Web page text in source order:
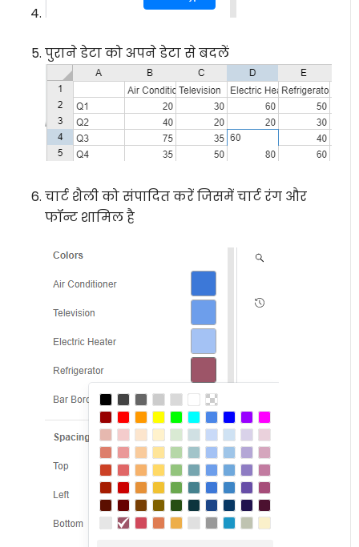
पुराने डेटा को अपने डेटा से बदलें
चार्ट शैली को संपादित करें जिसमें चार्ट रंग और
फॉन्ट शामिल है